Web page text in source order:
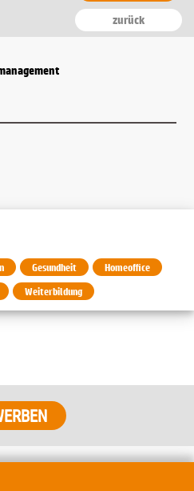
zurück
Gesundheit
Homeoffice
Weiterbildung